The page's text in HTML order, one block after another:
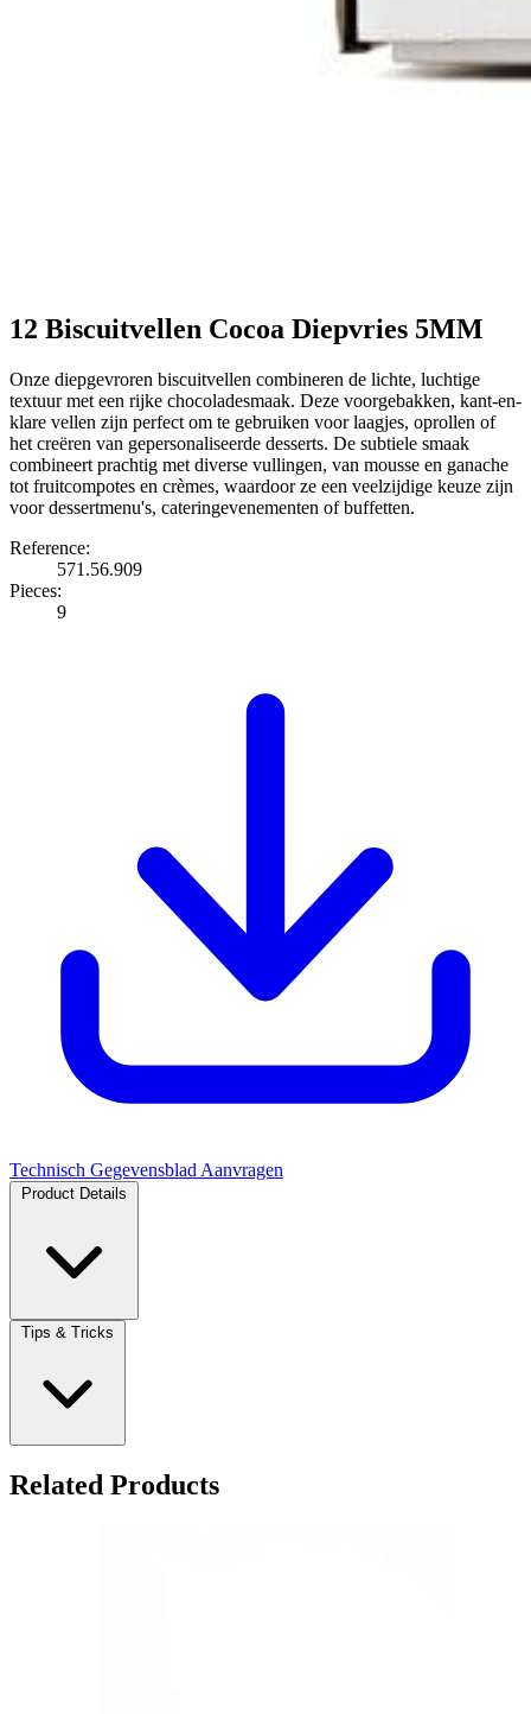
12 Biscuitvellen Cocoa Diepvries 5MM
Onze diepgevroren biscuitvellen combineren de lichte, luchtige
textuur met een rijke chocoladesmaak. Deze voorgebakken, kant-en-
klare vellen zijn perfect om te gebruiken voor laagjes, oprollen of
het creëren van gepersonaliseerde desserts. De subtiele smaak
combineert prachtig met diverse vullingen, van mousse en ganache
tot fruitcompotes en crèmes, waardoor ze een veelzijdige keuze zijn
voor dessertmenu's, cateringevenementen of buffetten.
Reference:
571.56.909
Pieces:
9
Technisch Gegevensblad Aanvragen
Product Details
Tips & Tricks
Related Products